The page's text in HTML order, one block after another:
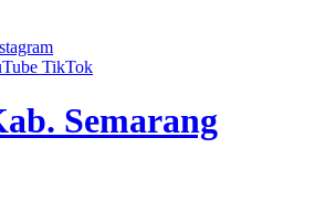
TikTok
Semarang